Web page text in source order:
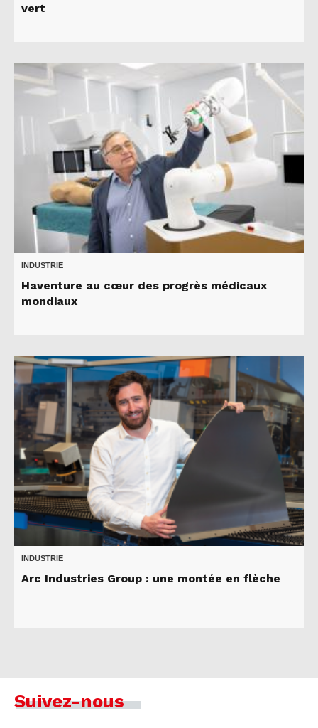
vert
INDUSTRIE
Haventure au cœur des progrès médicaux
mondiaux
INDUSTRIE
Arc Industries Group : une montée en flèche
Suivez-nous